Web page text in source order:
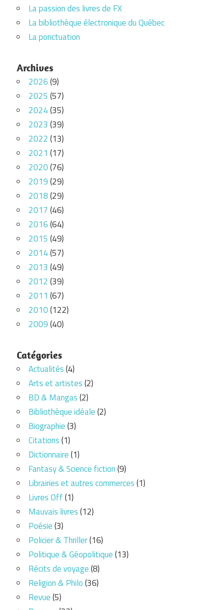
La passion des livres de FX
La bibliothèque électronique du Québec
La ponctuation
Archives
2026(9)
2025 (57)
2024(35)
2023 (39)
2022 (13)
2021 (17)
2020(76)
2019(29)
2018(29)
2017 (46)
2016(64)
2015 (49)
2014(57)
2013 (49)
2012 (39)
2011 (67)
2010(122)
2009(40)
Catégories
Actualités(4)
Arts et artistes(2)
BD & Mangas(2)
Bibliothèque idéale(2)
Biographie(3)
Citations(1)
Dictionnaire(1)
Fantasy & Science fiction(9)
Librairies et autres commerces(1)
Livres Off(1)
Mauvais livres(12)
Poésie(3)
Policier & Thriller(16)
Politique & Géopolitique(13)
Récits de voyage(8)
Religion & Philo(36)
Revue(5)